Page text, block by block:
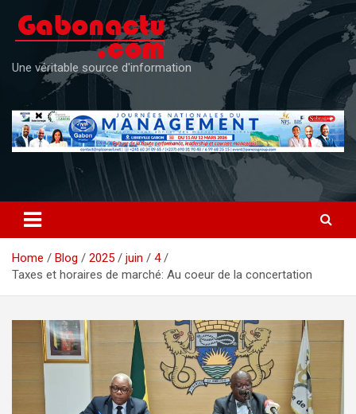
content
Une véritable source d'information
Home Blog 2025 juin
4
Taxes et horaires de marché: Au coeur de la concertation